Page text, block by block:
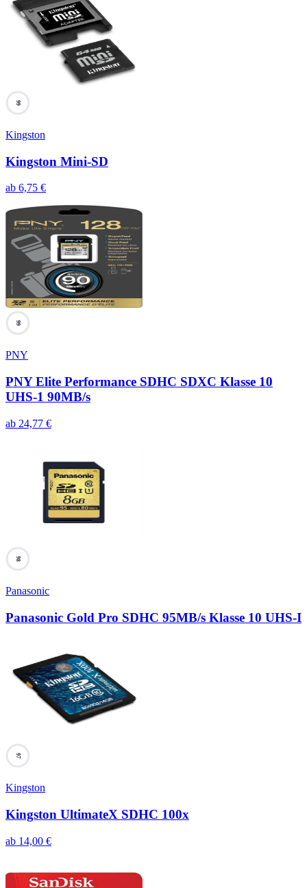
99
Kingston
Kingston Mini-SD
ab 6,75 €
99
PNY
PNY Elite Performance SDHC SDXC Klasse 10
UHS-1 90MB/s
ab 24,77 €
98
Panasonic
Panasonic Gold Pro SDHC 95MB/s Klasse 10 UHS-I
97
Kingston
Kingston UltimateX SDHC 100x
ab 14,00 €